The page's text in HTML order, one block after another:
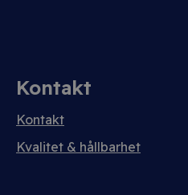
Kontakt
Kontakt
Kvalitet & hållbarhet